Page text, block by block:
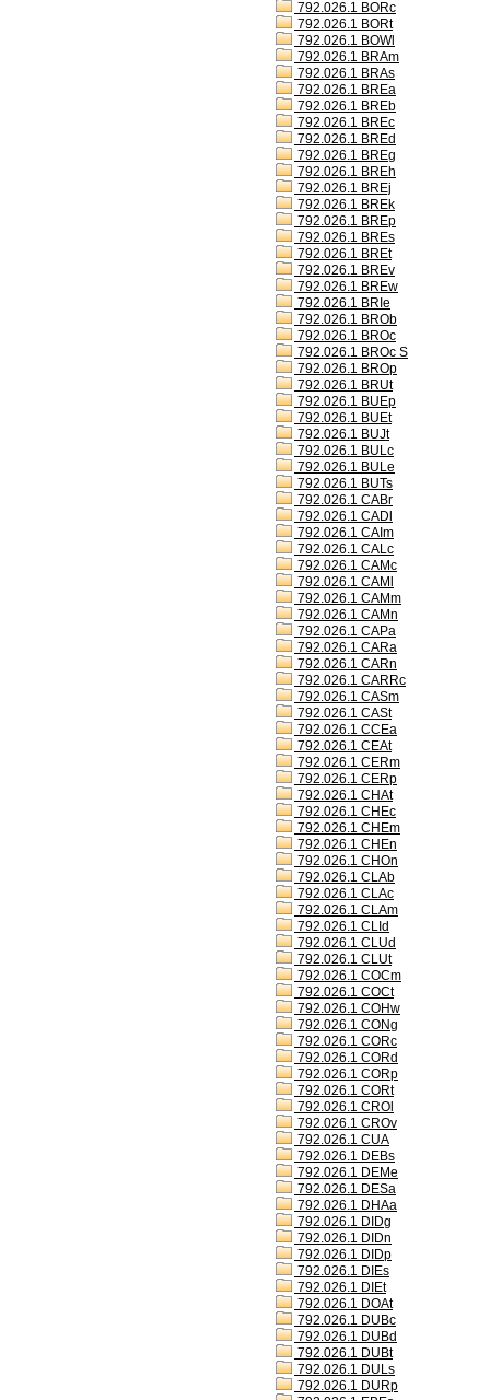
792.026.1 BORc
792.026.1 BORt
792.026.1 BOWl
792.026.1 BRAm
792.026.1 BRAs
792.026.1 BREa
792.026.1 BREb
792.026.1 BREc
792.026.1 BREd
792.026.1 BREg
792.026.1 BREh
792.026.1 BREj
792.026.1 BREk
792.026.1 BREp
792.026.1 BREs
792.026.1 BREt
792.026.1 BREv
792.026.1 BREw
792.026.1 BRIe
792.026.1 BROb
792.026.1 BROc
792.026.1 BROc S
792.026.1 BROp
792.026.1 BRUt
792.026.1 BUEp
792.026.1 BUEt
792.026.1 BUJt
792.026.1 BULc
792.026.1 BULe
792.026.1 BUTs
792.026.1 CABr
792.026.1 CADl
792.026.1 CAIm
792.026.1 CALc
792.026.1 CAMc
792.026.1 CAMl
792.026.1 CAMm
792.026.1 CAMn
792.026.1 CAPa
792.026.1 CARa
792.026.1 CARn
792.026.1 CARRc
792.026.1 CASm
792.026.1 CASt
792.026.1 CCEa
792.026.1 CEAt
792.026.1 CERm
792.026.1 CERp
792.026.1 CHAt
792.026.1 CHEc
792.026.1 CHEm
792.026.1 CHEn
792.026.1 CHOn
792.026.1 CLAb
792.026.1 CLAc
792.026.1 CLAm
792.026.1 CLId
792.026.1 CLUd
792.026.1 CLUt
792.026.1 COCm
792.026.1 COCt
792.026.1 COHw
792.026.1 CONg
792.026.1 CORc
792.026.1 CORd
792.026.1 CORp
792.026.1 CORt
792.026.1 CROl
792.026.1 CROv
792.026.1 CUA
792.026.1 DEBs
792.026.1 DEMe
792.026.1 DESa
792.026.1 DHAa
792.026.1 DIDg
792.026.1 DIDn
792.026.1 DIDp
792.026.1 DIEs
792.026.1 DIEt
792.026.1 DOAt
792.026.1 DUBc
792.026.1 DUBd
792.026.1 DUBt
792.026.1 DULs
792.026.1 DURp